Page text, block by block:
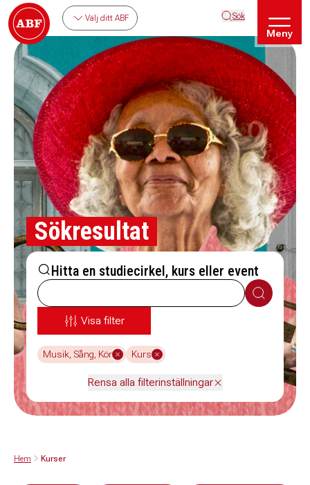
Välj ditt ABF Sök
Meny
Sökresultat
Hitta en studiecirkel, kurs eller event
Sök
Visa filter
Musik, Sång, Kör Kurs
Rensa alla filterinställningar
Hem Kurser